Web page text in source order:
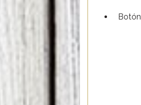
Botón